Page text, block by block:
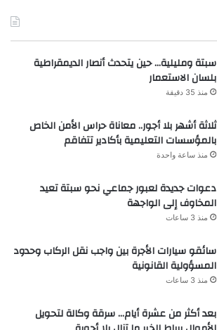
سبتة ومليلية… حين يتحدث أنصار الديمقراطية
بلسان الاستعمار
منذ 35 دقيقة
ثلاثة أشهر بلا أجور.. معاناة حراس الأمن الخاص
بالمؤسسات التعليمية بأكادير تتفاقم
منذ ساعة واحدة
دعوات جديدة لعبور جماعي نحو سبتة تعيد
المخاوف إلى الواجهة
منذ 3 ساعات
سائقو سيارات الأجرة بين واجب نقل الركاب وحدود
المسؤولية القانونية
منذ 3 ساعات
بعد أكثر من عشرة أيام… سرقة وكالة لتحويل